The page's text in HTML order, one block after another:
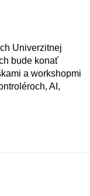
Univerzitnej
bude konať
a workshopmi
AI,